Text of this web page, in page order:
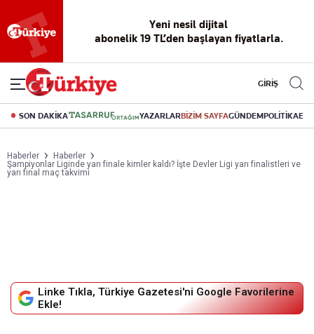
Yeni nesil dijital
abonelik 19 TL’den başlayan fiyatlarla.
GİRİŞ
SON DAKİKA YAZARLARBİZİM SAYFAGÜNDEMPOLİTİKA
Haberler
Haberler
Şampiyonlar Liginde yarı finale kimler kaldı? İşte Devler Ligi yarı finalistleri ve
yarı final maç takvimi
Linke Tıkla, Türkiye Gazetesi'ni Google Favorilerine
Ekle!